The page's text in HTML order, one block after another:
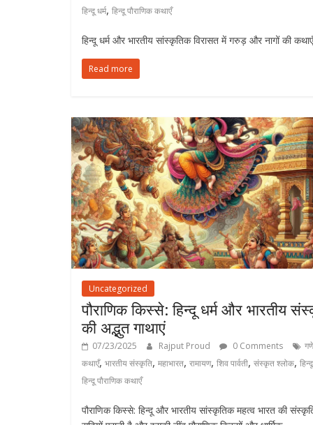
हिन्दू धर्म, हिन्दू पौराणिक कथाएँ
हिन्दू धर्म और भारतीय सांस्कृतिक विरासत में गरुड़ और नागों की
Read more
Uncategorized
पौराणिक किस्से: हिन्दू धर्म और भारतीय
की अद्भुत गाथाएं
07/23/2025 Rajput Proud 0 Comments
कथाएँ, भारतीय संस्कृति, महाभारत, रामायण, शिव पार्वती, संस्कृत श्लोक,
हिन्दू पौराणिक कथाएँ
पौराणिक किस्से: हिन्दू और भारतीय सांस्कृतिक महत्व भारत की